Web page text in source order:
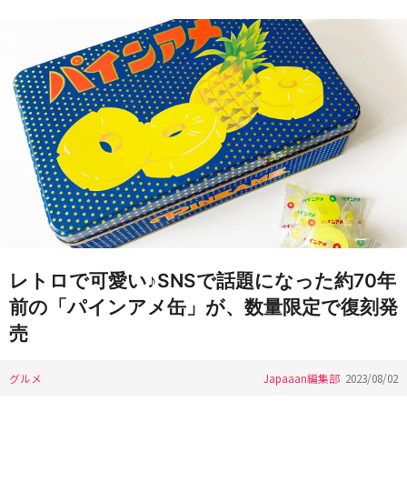
レトロで可愛い♪SNSで話題になった約70年
前の「パインアメ缶」が、数量限定で復刻発
売
グルメ Japaaan編集部 2023/08/02